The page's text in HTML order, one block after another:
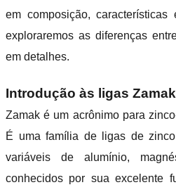
em composição,
exploraremos as diferenças
em detalhes.
Introdução às ligas
Zamak é um acrônimo para
É uma família de ligas de
variáveis de alumínio,
conhecidos por sua excelente